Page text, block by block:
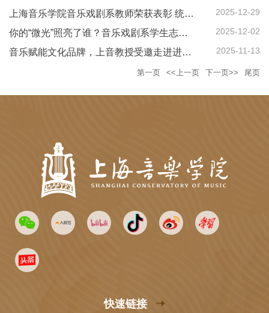
上海音乐学院音乐戏剧系教师荣获表彰 统战育人成果再添新彩 2025-12-29
你的“微光”照亮了谁？音乐戏剧系学生志愿服务在行动 2025-12-02
音乐赋能文化品牌，上音教授受邀走进进博会 2025-11-13
第一页 <<上一页 下一页>> 尾页
快速链接